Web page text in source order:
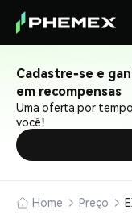
Cadastre-se e
em recompensas
Uma oferta por
você!
Home Preço